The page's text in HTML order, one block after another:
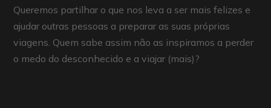
Queremos partilhar o que nos leva a ser mais felizes e
ajudar outras pessoas a preparar as suas próprias
viagens. Quem sabe assim não as inspiramos a perder
o medo do desconhecido e a viajar (mais)?